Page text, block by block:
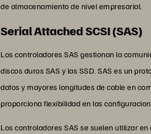
de almacenamiento de nivel empresarial.
Serial Attached SCSI (SAS)
Los controladores SAS gestionan la
discos duros SAS y las SSD. SAS es un
datos y mayores longitudes de cable en
proporciona flexibilidad en las
Los controladores SAS se suelen utilizar